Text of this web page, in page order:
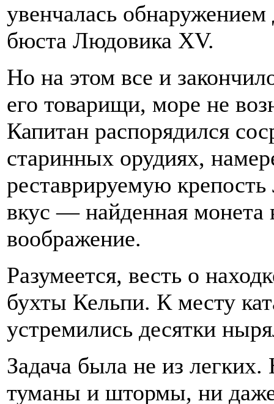
увенчалась
бюста Людовика XV.
Но на этом все и
его товарищи, море не
Капитан распорядился
старинных орудиях,
реставрируемую
вкус — найденная монета
воображение.
Разумеется, весть о
бухты Кельпи. К месту
устремились десятки
Задача была не из
туманы и штормы, ни